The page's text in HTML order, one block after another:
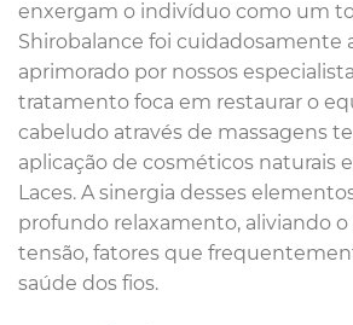
enxergam o indivíduo como um
Shirobalance foi cuidadosamente
aprimorado por nossos
tratamento foca em restaurar o
cabeludo através de massagens
aplicação de cosméticos naturais
Laces. A sinergia desses
profundo relaxamento, aliviando o
tensão, fatores que
saúde dos fios.